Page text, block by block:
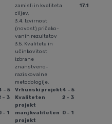
zamisli in kvaliteta
ciljev,
3.4. Izvirnost
(novost) pri­ča­ko­
va­nih rezultatov
3.5. Kvaliteta in
učinkovitost
izbrane
znanstveno-
raziskovalne
metodologije.
17.1
- 5 Vrhunski projekt4 - 5
- 3
Kvaliteten
projekt
2 - 3
- 1
manj kvaliteten
projekt
0 - 1